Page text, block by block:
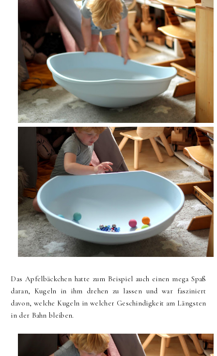
Das Apfelbäckchen hatte zum Beispiel auch einen mega Spaß
daran, Kugeln in ihm drehen zu lassen und war fasziniert
davon, welche Kugeln in welcher Geschindigkeit am Längsten
in der Bahn bleiben.